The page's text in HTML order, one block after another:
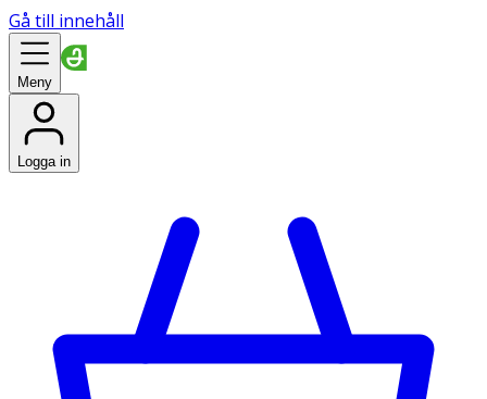
Gå till innehåll
Meny
Logga in